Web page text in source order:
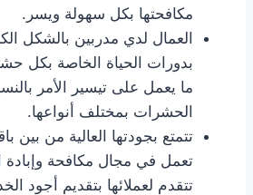
مكافحتها بكل سهولة ويسر.
العمال لدي مدربين بالشكل
بدورات الحياة الخاصة بكل
ما يعمل على تيسير الأمر
الحشرات بمختلف أنواعها.
تتمتع بجودتها العالية من بين
تعمل في مجال مكافحة وإبادة
تتقدم لعملائها بتقديم أجود